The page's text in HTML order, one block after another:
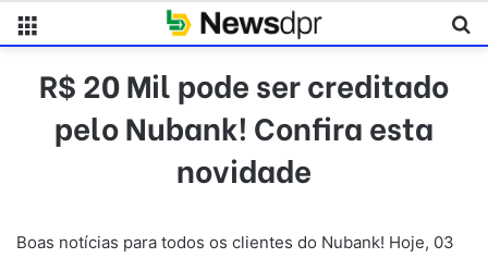
R$ 20 Mil pode ser creditado
pelo Nubank! Confira esta
novidade
Boas notícias para todos os clientes do Nubank! Hoje, 03